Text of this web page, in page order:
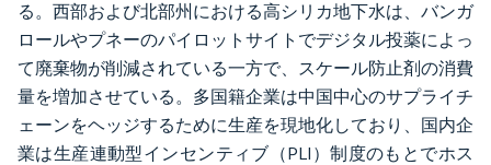
る。西部および北部州における高シリカ地下水は、バンガ
ロールやプネーのパイロットサイトでデジタル投薬によっ
て廃棄物が削減されている一方で、スケール防止剤の消費
量を増加させている。多国籍企業は中国中心のサプライチ
ェーンをヘッジするために生産を現地化しており、国内企
業は生産連動型インセンティブ（PLI）制度のもとでホス